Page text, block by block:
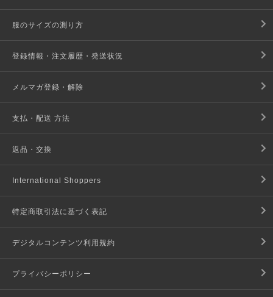
服のサイズの測り方
登録情報・注文履歴・発送状況
メルマガ登録・解除
支払・配送 方法
返品・交換
International Shoppers
特定商取引法に基づく表記
デジタルコンテンツ利用規約
プライバシーポリシー